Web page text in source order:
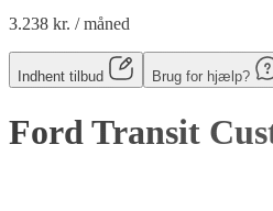
3.238 kr. / måned
Indhent tilbud Brug for hjælp?
Ford Transit